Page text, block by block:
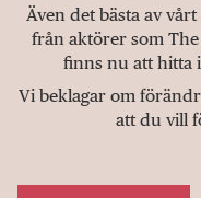
Även det bästa av
från aktörer som
finns nu att hitta
Vi beklagar om
att du vill